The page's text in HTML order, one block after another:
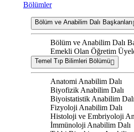
Bölümler
Bölüm ve Anabilim Dalı Başkanları
Bölüm ve Anabilim Dalı
Emekli Olan Öğretim
Temel Tıp Bilimleri Bölümü
Anatomi Anabilim Dalı
Biyofizik Anabilim Dalı
Biyoistatistik Anabilim Dalı
Fizyoloji Anabilim Dalı
Histoloji ve Embriyoloji
İmmünoloji Anabilim Dalı